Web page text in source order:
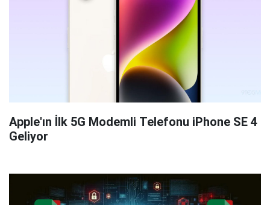
Apple'ın İlk 5G Modemli Telefonu iPhone SE 4
Geliyor